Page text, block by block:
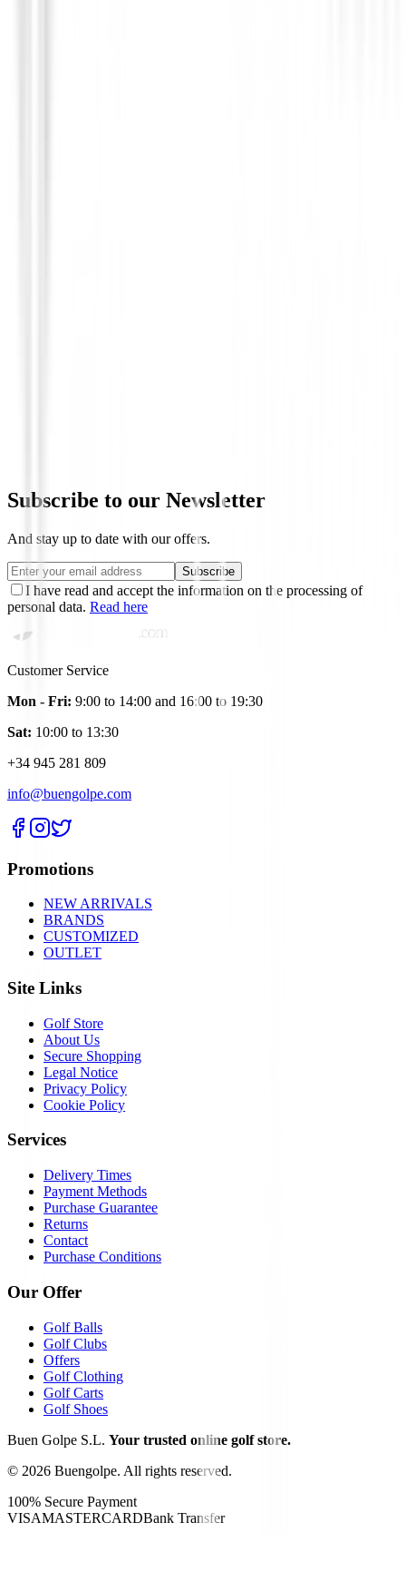
Subscribe to our Newsletter
And stay up to date with our offers.
Subscribe
I have read and accept the information on the processing of
personal data. Read here
Customer Service
Mon - Fri: 9:00 to 14:00 and 16:00 to 19:30
Sat: 10:00 to 13:30
+34 945 281 809
info@buengolpe.com
Promotions
NEW ARRIVALS
BRANDS
CUSTOMIZED
OUTLET
Site Links
Golf Store
About Us
Secure Shopping
Legal Notice
Privacy Policy
Cookie Policy
Services
Delivery Times
Payment Methods
Purchase Guarantee
Returns
Contact
Purchase Conditions
Our Offer
Golf Balls
Golf Clubs
Offers
Golf Clothing
Golf Carts
Golf Shoes
Buen Golpe S.L. Your trusted online golf store.
© 2026 Buengolpe. All rights reserved.
100% Secure Payment
VISAMASTERCARDBank Transfer